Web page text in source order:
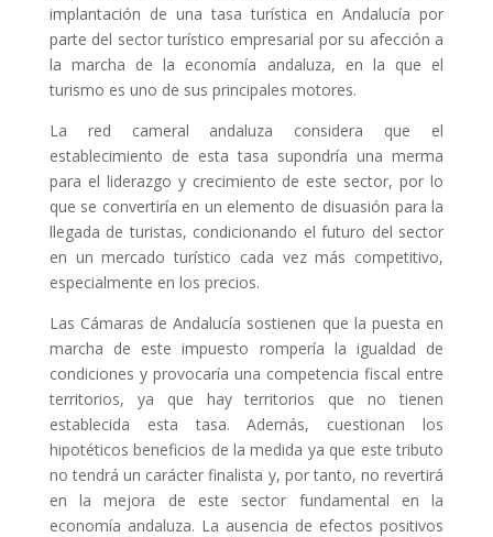
implantación de una tasa turística en Andalucía por
parte del sector turístico empresarial por su afección a
la marcha de la economía andaluza, en la que el
turismo es uno de sus principales motores.
La red cameral andaluza considera que el
establecimiento de esta tasa supondría una merma
para el liderazgo y crecimiento de este sector, por lo
que se convertiría en un elemento de disuasión para la
llegada de turistas, condicionando el futuro del sector
en un mercado turístico cada vez más competitivo,
especialmente en los precios.
Las Cámaras de Andalucía sostienen que la puesta en
marcha de este impuesto rompería la igualdad de
condiciones y provocaría una competencia fiscal entre
territorios, ya que hay territorios que no tienen
establecida esta tasa. Además, cuestionan los
hipotéticos beneficios de la medida ya que este tributo
no tendrá un carácter finalista y, por tanto, no revertirá
en la mejora de este sector fundamental en la
economía andaluza. La ausencia de efectos positivos